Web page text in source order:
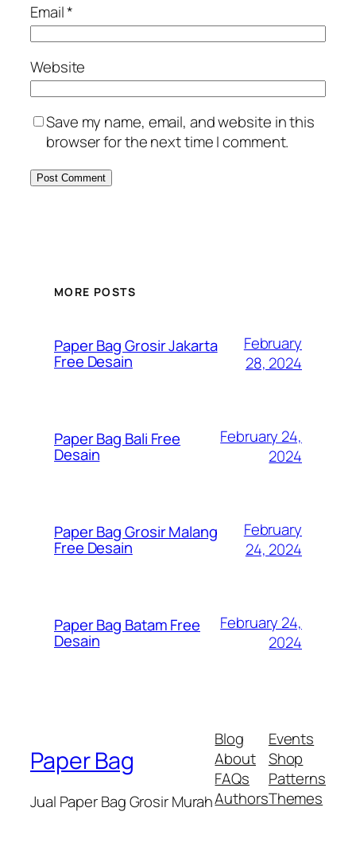
Email*
Website
Save my name, email, and website in this
browser for the next time I comment.
MORE POSTS
Paper Bag Grosir Jakarta
Free Desain
February
28, 2024
Paper Bag Bali Free
Desain
February 24,
2024
Paper Bag Grosir Malang
Free Desain
February
24, 2024
Paper Bag Batam Free
Desain
February 24,
2024
Paper Bag
Jual Paper Bag Grosir Murah
Blog
About
FAQs
Authors
Events
Shop
Patterns
Themes